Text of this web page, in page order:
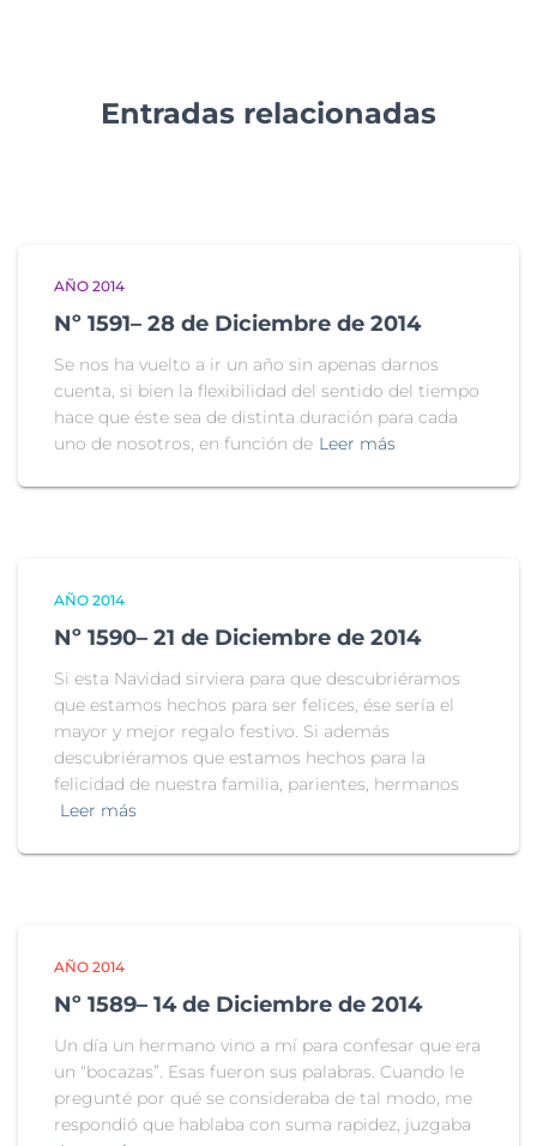
Entradas relacionadas
AÑO 2014
Nº 1591– 28 de Diciembre de 2014
Se nos ha vuelto a ir un año sin apenas darnos
cuenta, si bien la flexibilidad del sentido del tiempo
hace que éste sea de distinta duración para cada
uno de nosotros, en función de Leer más
AÑO 2014
Nº 1590– 21 de Diciembre de 2014
Si esta Navidad sirviera para que descubriéramos
que estamos hechos para ser felices, ése sería el
mayor y mejor regalo festivo. Si además
descubriéramos que estamos hechos para la
felicidad de nuestra familia, parientes, hermanos
Leer más
AÑO 2014
Nº 1589– 14 de Diciembre de 2014
Un día un hermano vino a mí para confesar que era
un “bocazas”. Esas fueron sus palabras. Cuando le
pregunté por qué se consideraba de tal modo, me
respondió que hablaba con suma rapidez, juzgaba